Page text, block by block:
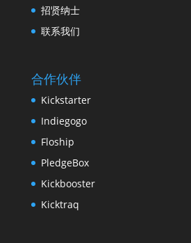
招贤纳士
联系我们
合作伙伴
Kickstarter
Indiegogo
Floship
PledgeBox
Kickbooster
Kicktraq